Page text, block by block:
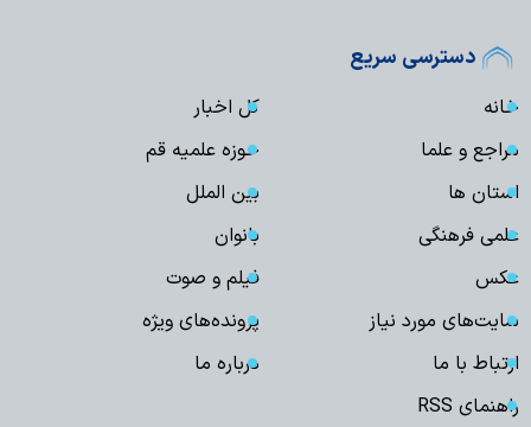
دسترسی سریع
خانه
کل اخبار
مراجع و علما
حوزه علمیه قم
استان ها
بین الملل
علمی فرهنگی
بانوان
عکس
فیلم و صوت
سایت‌های مورد نیاز
پرونده‌های ویژه
ارتباط با ما
درباره ما
راهنمای RSS